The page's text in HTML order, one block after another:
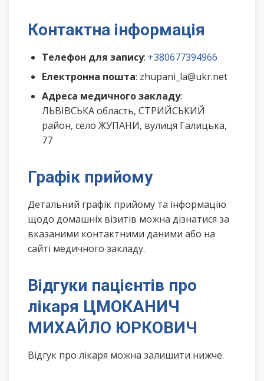
Контактна інформація
Телефон для запису: +380677394966
Електронна пошта: zhupani_la@ukr.net
Адреса медичного закладу:
ЛЬВІВСЬКА область, СТРИЙСЬКИЙ
район, село ЖУПАНИ, вулиця Галицька,
77
Графік прийому
Детальний графік прийому та інформацію
щодо домашніх візитів можна дізнатися за
вказаними контактними даними або на
сайті медичного закладу.
Відгуки пацієнтів про
лікаря ЦМОКАНИЧ
МИХАЙЛО ЮРКОВИЧ
Відгук про лікаря можна залишити нижче.